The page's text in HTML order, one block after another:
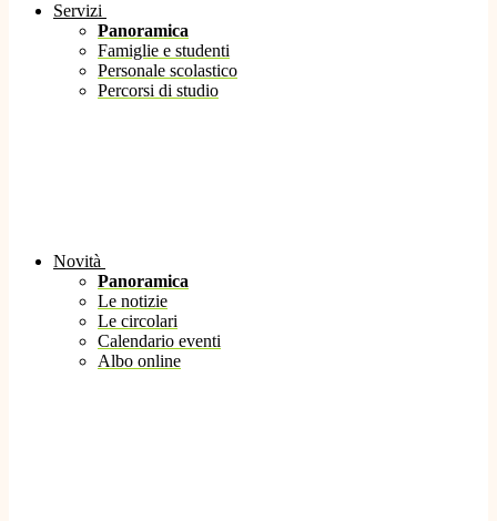
Servizi
Panoramica
Famiglie e studenti
Personale scolastico
Percorsi di studio
Novità
Panoramica
Le notizie
Le circolari
Calendario eventi
Albo online